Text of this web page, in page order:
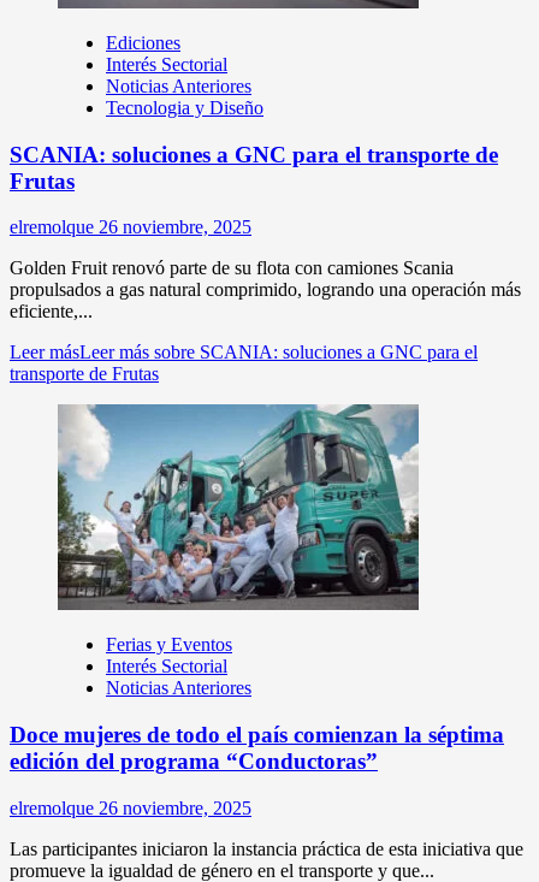
Ediciones
Interés Sectorial
Noticias Anteriores
Tecnologia y Diseño
SCANIA: soluciones a GNC para el transporte de
Frutas
elremolque 26 noviembre, 2025
Golden Fruit renovó parte de su flota con camiones Scania
propulsados a gas natural comprimido, logrando una operación más
eficiente,...
Leer másLeer más sobre SCANIA: soluciones a GNC para el
transporte de Frutas
Ferias y Eventos
Interés Sectorial
Noticias Anteriores
Doce mujeres de todo el país comienzan la séptima
edición del programa “Conductoras”
elremolque 26 noviembre, 2025
Las participantes iniciaron la instancia práctica de esta iniciativa que
promueve la igualdad de género en el transporte y que...